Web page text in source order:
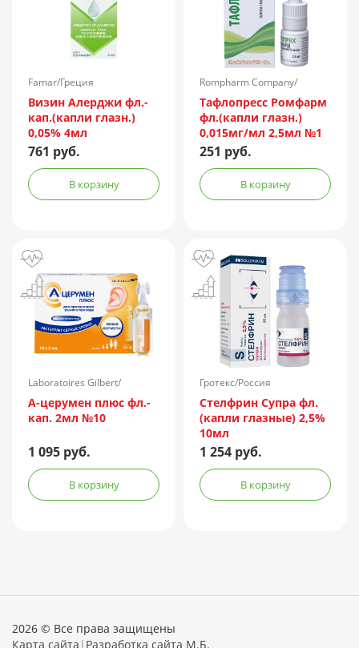
Famar/Греция
Визин Алерджи фл.-
кап.(капли глазн.)
0,05% 4мл
761 руб.
В корзину
Rompharm Company/
Румыния
Тафлопресс Ромфарм
фл.(капли глазн.)
0,015мг/мл 2,5мл №1
пач.карт.
251 руб.
В корзину
Laboratoires Gilbert/
Франция
А-церумен плюс фл.-
кап. 2мл №10
1 095 руб.
В корзину
Гротекс/Россия
Стелфрин Супра фл.
(капли глазные) 2,5%
10мл
1 254 руб.
В корзину
2026 © Все права защищены
Карта сайта | Разработка сайта М.Б.